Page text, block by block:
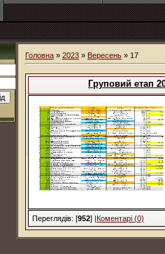
Головна » 2023 » Вересень » 17
Груповий етап
Переглядів: [952] |Коментарі (0)